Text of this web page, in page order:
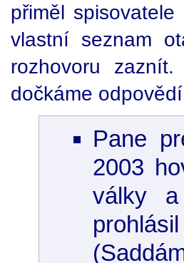
přiměl
vlastní seznam
rozhovoru
dočkáme
Pane
2003
války a